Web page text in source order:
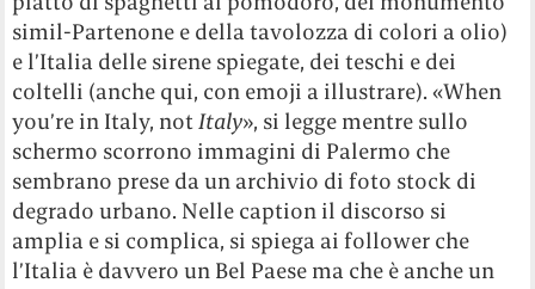
simil-Partenone e della tavolozza di colori a olio)
e l’Italia delle sirene spiegate, dei teschi e dei
coltelli (anche qui, con emoji a illustrare). «When
you’re in Italy, not Italy», si legge mentre sullo
schermo scorrono immagini di Palermo che
sembrano prese da un archivio di foto stock di
degrado urbano. Nelle caption il discorso si
amplia e si complica, si spiega ai follower che
l’Italia è davvero un Bel Paese ma che è anche un